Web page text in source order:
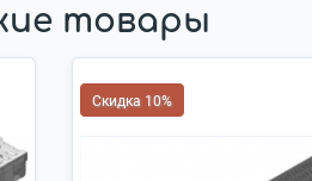
товары
Скидка 10%